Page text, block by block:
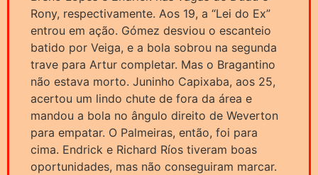
Rony, respectivamente. Aos 19, a “Lei do Ex”
entrou em ação. Gómez desviou o escanteio
batido por Veiga, e a bola sobrou na segunda
trave para Artur completar. Mas o Bragantino
não estava morto. Juninho Capixaba, aos 25,
acertou um lindo chute de fora da área e
mandou a bola no ângulo direito de Weverton
para empatar. O Palmeiras, então, foi para
cima. Endrick e Richard Ríos tiveram boas
oportunidades, mas não conseguiram marcar.